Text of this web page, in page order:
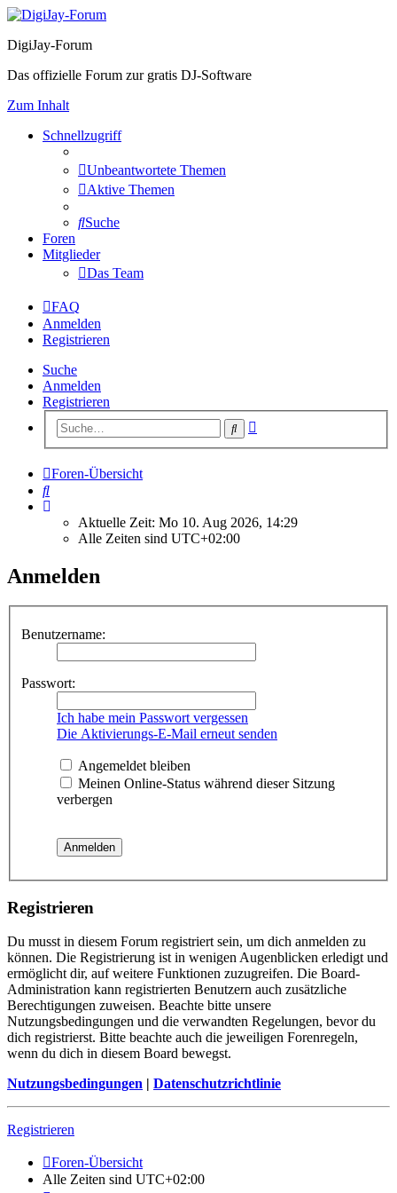
DigiJay-Forum
Das offizielle Forum zur gratis DJ-Software
Zum Inhalt
Schnellzugriff
Unbeantwortete Themen
Aktive Themen
Suche
Foren
Mitglieder
Das Team
FAQ
Anmelden
Registrieren
Suche
Anmelden
Registrieren
Suche
Foren-Übersicht
Suche
Aktuelle Zeit: Mo 10. Aug 2026, 14:29
Alle Zeiten sind UTC+02:00
Anmelden
Benutzername:
Passwort:
Ich habe mein Passwort vergessen
Die Aktivierungs-E-Mail erneut senden
Angemeldet bleiben
Meinen Online-Status während dieser Sitzung
verbergen
Registrieren
Du musst in diesem Forum registriert sein, um dich anmelden zu
können. Die Registrierung ist in wenigen Augenblicken erledigt und
ermöglicht dir, auf weitere Funktionen zuzugreifen. Die Board-
Administration kann registrierten Benutzern auch zusätzliche
Berechtigungen zuweisen. Beachte bitte unsere
Nutzungsbedingungen und die verwandten Regelungen, bevor du
dich registrierst. Bitte beachte auch die jeweiligen Forenregeln,
wenn du dich in diesem Board bewegst.
Nutzungsbedingungen | Datenschutzrichtlinie
Registrieren
Foren-Übersicht
Alle Zeiten sind UTC+02:00